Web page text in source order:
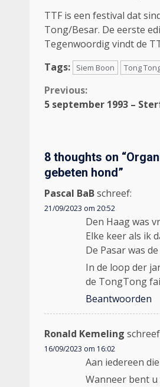
TTF is een festival dat
Tong/Besar. De eerste
Tegenwoordig vindt de
Tags:
Siem Boon Tong
Continue
Reading
Previous:
5 september 1993 –
8 thoughts on “
gebeten hond”
Pascal BaBschreef:
21/09/2023 om 20:52
Den Haag was
Elke keer als ik
De Pasar was
In de loop der
de TongTong
Beantwoorden
Ronald Kemeling
16/09/2023 om 16:02
Aan iedereen
Wanneer bent